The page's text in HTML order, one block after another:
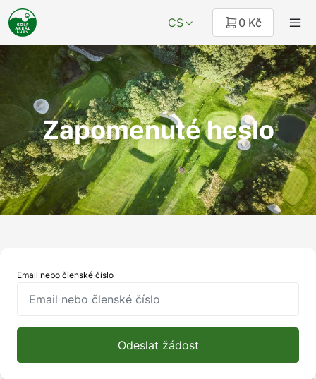
CS 0 Kč
Zapomenuté heslo
Email nebo členské číslo
Odeslat žádost